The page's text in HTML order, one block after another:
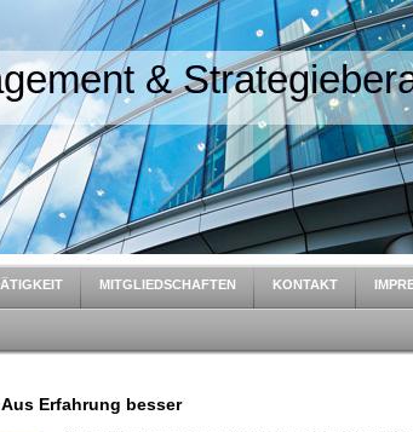
&
MITGLIEDSCHAFTEN KONTAKT
Erfahrung besser